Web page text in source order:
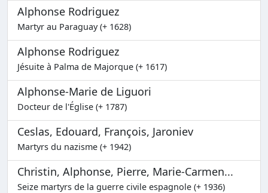
Alphonse Rodriguez
Martyr au Paraguay (+ 1628)
Alphonse Rodriguez
Jésuite à Palma de Majorque (+ 1617)
Alphonse-Marie de Liguori
Docteur de l'Église (+ 1787)
Ceslas, Edouard, François, Jaroniev
Martyrs du nazisme (+ 1942)
Christin, Alphonse, Pierre, Marie-Carmen...
Seize martyrs de la guerre civile espagnole (+ 1936)